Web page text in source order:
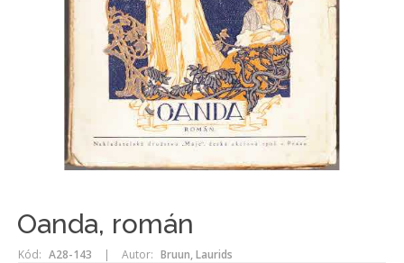
Oanda, román
Kód: A28-143 | Autor: Bruun, Laurids